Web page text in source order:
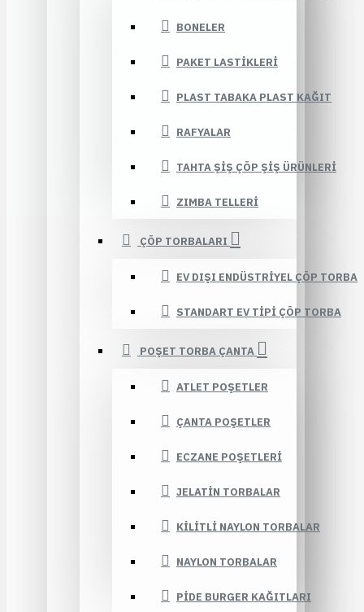
BONELER
PAKET LASTIKLERI
PLAST TABAKA PLAST KAĞIT
RAFYALAR
TAHTA ŞIŞ ÇÖP ŞIŞ ÜRÜNLERI
ZIMBA TELLERI
ÇÖP TORBALARI
EV DIŞI ENDÜSTRIYEL ÇÖP TORBA
STANDART EV TIPI ÇÖP TORBA
POŞET TORBA ÇANTA
ATLET POŞETLER
ÇANTA POŞETLER
ECZANE POŞETLERI
JELATIN TORBALAR
KILITLI NAYLON TORBALAR
NAYLON TORBALAR
PIDE BURGER KAĞITLARI